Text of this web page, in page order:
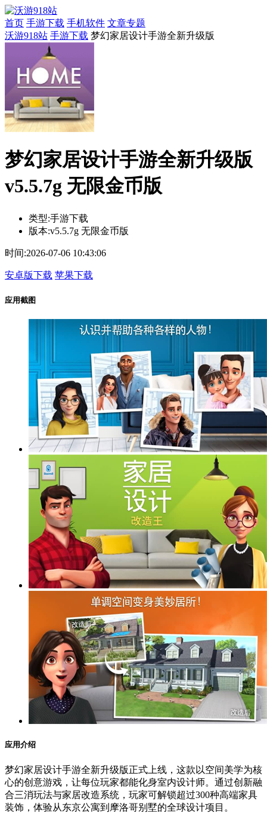
首页 手游下载 手机软件 文章专题
沃游918站 手游下载 梦幻家居设计手游全新升级版
梦幻家居设计手游全新升级版
v5.5.7g 无限金币版
类型:手游下载
版本:v5.5.7g 无限金币版
时间:2026-07-06 10:43:06
安卓版下载 苹果下载
应用截图
应用介绍
梦幻家居设计手游全新升级版正式上线，这款以空间美学为核
心的创意游戏，让每位玩家都能化身室内设计师。通过创新融
合三消玩法与家居改造系统，玩家可解锁超过300种高端家具
装饰，体验从东京公寓到摩洛哥别墅的全球设计项目。